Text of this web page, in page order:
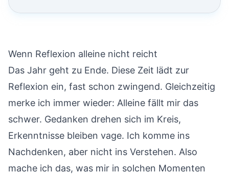
Wenn Reflexion alleine nicht reicht
Das Jahr geht zu Ende. Diese Zeit lädt zur
Reflexion ein, fast schon zwingend. Gleichzeitig
merke ich immer wieder: Alleine fällt mir das
schwer. Gedanken drehen sich im Kreis,
Erkenntnisse bleiben vage. Ich komme ins
Nachdenken, aber nicht ins Verstehen. Also
mache ich das, was mir in solchen Momenten